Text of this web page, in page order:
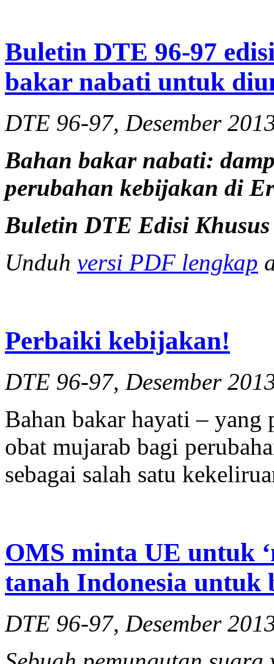
Buletin DTE 96-97
bakar nabati untuk
DTE 96-97, Desember
Bahan bakar nabati:
perubahan kebijakan di
Buletin DTE Edisi Khusus
Unduh versi PDF lengkap
Perbaiki kebijakan!
DTE 96-97, Desember
Bahan bakar hayati – yang
obat mujarab bagi
sebagai salah satu
OMS minta UE untuk
tanah Indonesia untuk
DTE 96-97, Desember